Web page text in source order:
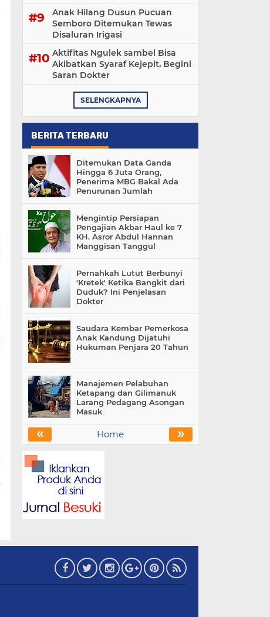
Anak Hilang Dusun Pucuan
Semboro Ditemukan Tewas
Disaluran Irigasi
Aktifitas Ngulek sambel Bisa
Akibatkan Syaraf Kejepit, Begini
Saran Dokter
SELENGKAPNYA
BERITA TERBARU
Ditemukan Data Ganda
Hingga 6 Juta Orang,
Penerima MBG Bakal Ada
Penurunan Jumlah
Mengintip Persiapan
Pengajian Akbar Haul ke 7
KH. Asror Abdul Hannan
Manggisan Tanggul
Pernahkah Lutut Berbunyi
'Kretek' Ketika Bangkit dari
Duduk? Ini Penjelasan
Dokter
Saudara Kembar Pemerkosa
Anak Kandung Dijatuhi
Hukuman Penjara 20 Tahun
Manajemen Pelabuhan
Ketapang dan Gilimanuk
Larang Pedagang Asongan
Masuk
« »
Home